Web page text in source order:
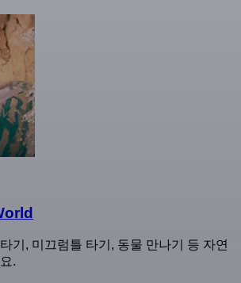
기, 미끄럼틀 타기, 동물 만나기 등 자연
.